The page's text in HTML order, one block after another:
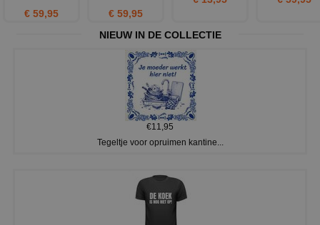
€ 59,95
€ 59,95
NIEUW IN DE COLLECTIE
€11,95
Tegeltje voor opruimen kantine...